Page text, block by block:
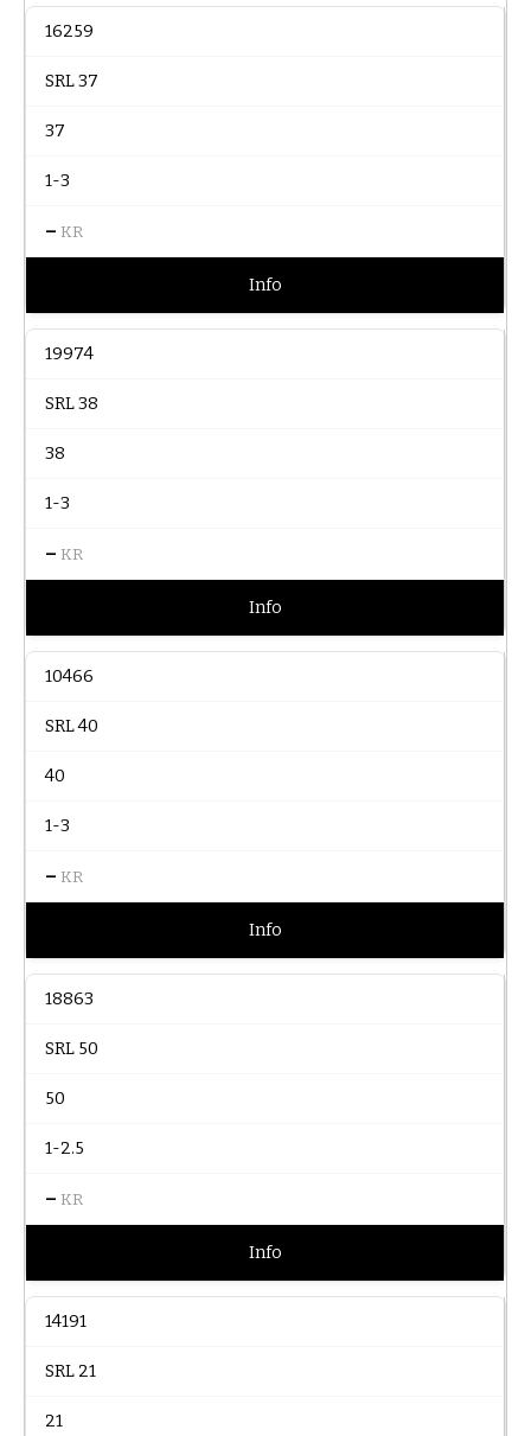
16259
SRL 37
37
1-3
– KR
Info
19974
SRL 38
38
1-3
– KR
Info
10466
SRL 40
40
1-3
– KR
Info
18863
SRL 50
50
1-2.5
– KR
Info
14191
SRL 21
21